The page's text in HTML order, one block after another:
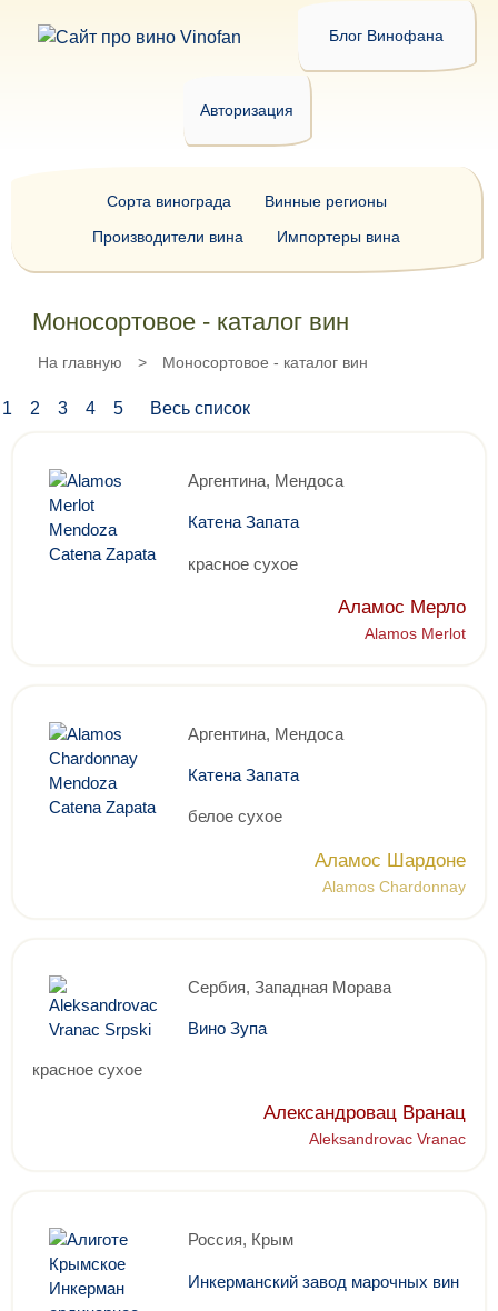
Блог Винофана
Авторизация
Моносортовое - каталог вин
На главную > Моносортовое - каталог вин
1 2 3 4 5 Весь список
Аргентина, Мендоса
Катена Запата
красное сухое
Аламос Мерло
Alamos Merlot
Аргентина, Мендоса
Катена Запата
белое сухое
Аламос Шардоне
Alamos Chardonnay
Сербия, Западная Морава
Вино Зупа
красное сухое
Александровац Вранац
Aleksandrovac Vranac
Россия, Крым
Инкерманский завод марочных вин
Сорта винограда
Винные регионы
Производители вина
Импортеры вина